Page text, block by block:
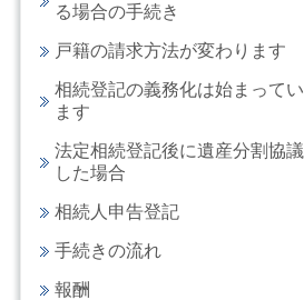
る場合の手続き
戸籍の請求方法が変わります
相続登記の義務化は始まってい
ます
法定相続登記後に遺産分割協議
した場合
相続人申告登記
手続きの流れ
報酬